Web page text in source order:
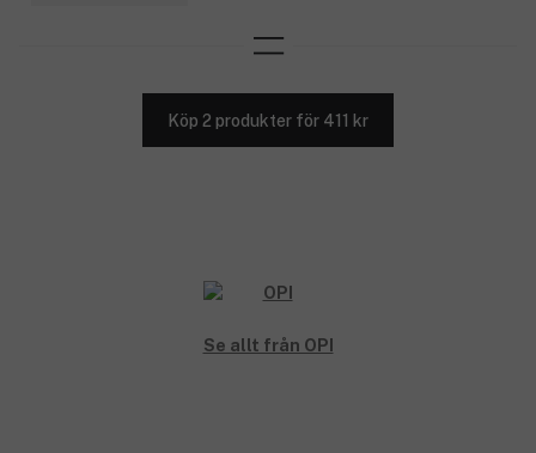
Köp 2 produkter för 411 kr
Se allt från OPI